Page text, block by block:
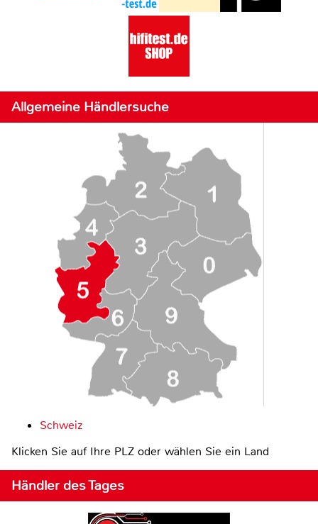
Allgemeine Händlersuche
Schweiz
Klicken Sie auf Ihre PLZ oder wählen Sie ein Land
Händler des Tages